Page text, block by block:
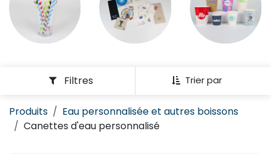
Trier par
Filtres
Produits
Eau personnalisée et autres boissons
Canettes d'eau personnalisé